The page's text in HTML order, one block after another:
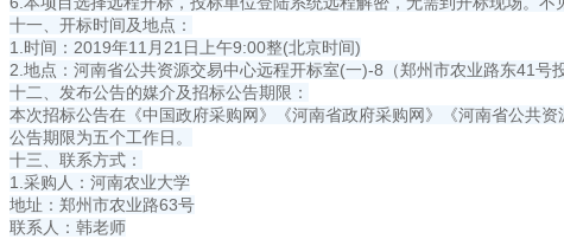
十一、开标时间及地点：
1.时间：2019年11月21日上午9:00整(北京时间)
2.地点：河南省公共资源交易中心远程开标室(一)-8（郑州市农业路东41号
十二、发布公告的媒介及招标公告期限：
本次招标公告在《中国政府采购网》《河南省政府采购网》《河南省公共
公告期限为五个工作日。
十三、联系方式：
1.采购人：河南农业大学
地址：郑州市农业路63号
联系人：韩老师